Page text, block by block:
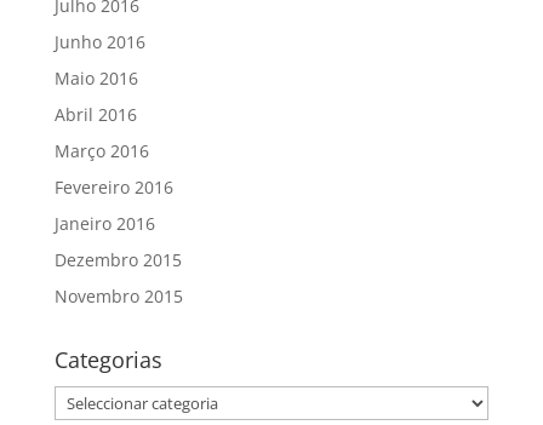
Julho 2016
Junho 2016
Maio 2016
Abril 2016
Março 2016
Fevereiro 2016
Janeiro 2016
Dezembro 2015
Novembro 2015
Categorias
Categorias